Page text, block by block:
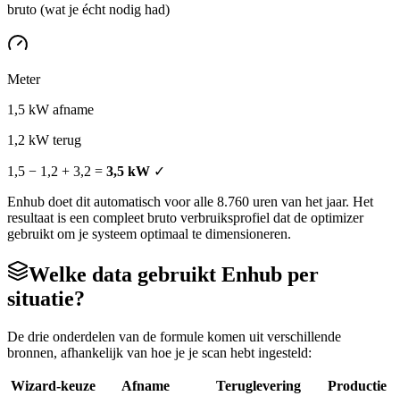
bruto (wat je écht nodig had)
Meter
1,5 kW afname
1,2 kW terug
1,5 − 1,2 + 3,2 = 3,5 kW ✓
Enhub doet dit automatisch voor alle 8.760 uren van het jaar. Het
resultaat is een compleet bruto verbruiksprofiel dat de optimizer
gebruikt om je systeem optimaal te dimensioneren.
Welke data gebruikt Enhub per
situatie?
De drie onderdelen van de formule komen uit verschillende
bronnen, afhankelijk van hoe je je scan hebt ingesteld:
Wizard-keuze Afname Teruglevering Productie